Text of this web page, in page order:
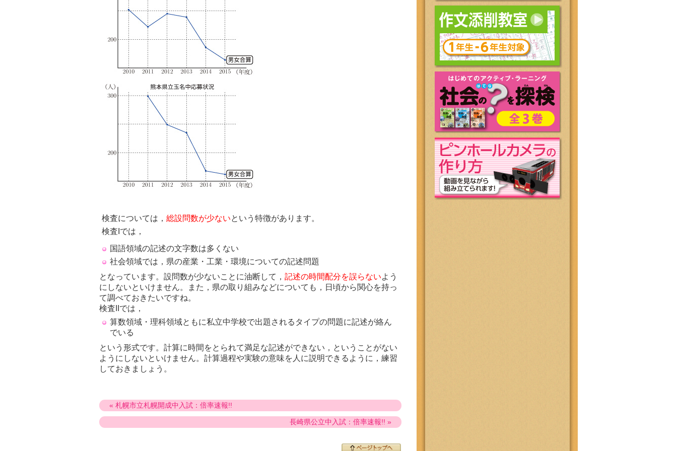
検査については， 総設問数が少ないという特徴があります。
検査Iでは，
国語領域の記述の文字数は多くない
社会領域では，県の産業・工業・環境についての記述問題
となっています。設問数が少ないことに油断して， 記述の時間配分を誤らないよう
にしないといけません。また，県の取り組みなどについても，日頃から関心を持っ
て調べておきたいですね。
検査IIでは，
算数領域・理科領域ともに私立中学校で出題されるタイプの問題に記述が絡ん
でいる
という形式です。計算に時間をとられて満足な記述ができない，ということがない
ようにしないといけません。計算過程や実験の意味を人に説明できるように，練習
しておきましょう。
« 札幌市立札幌開成中入試：倍率速報!!
長崎県公立中入試：倍率速報!! »